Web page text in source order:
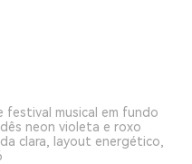
festival musical em fundo
neon violeta e roxo
clara, layout energético,